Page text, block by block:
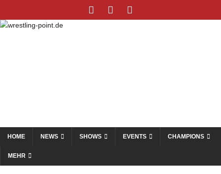
HOME NEWS SHOWS EVENTS CHAMPIONS
MEHR